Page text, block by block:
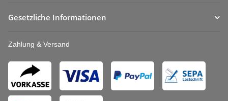
Gesetzliche Informationen
Zahlung & Versand